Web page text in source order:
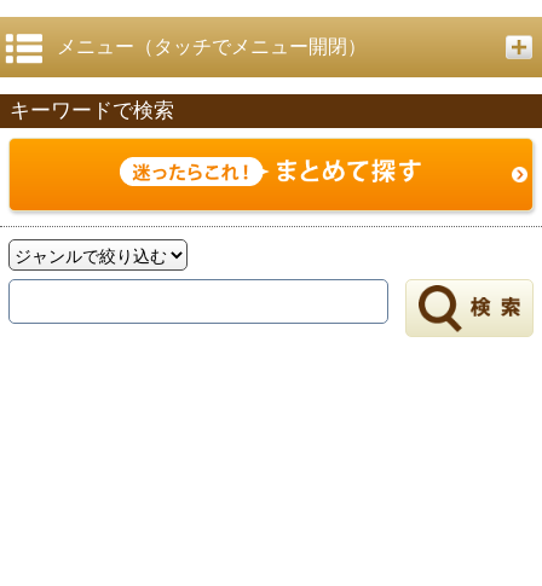
戻る
メニュー（タッチでメニュー開閉）
キーワードで検索